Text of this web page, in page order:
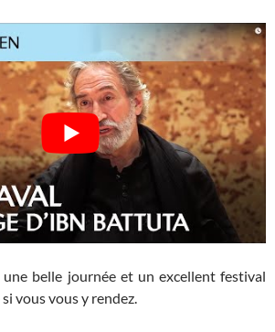
belle journée et un excellent festival
vous vous y rendez.